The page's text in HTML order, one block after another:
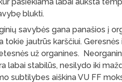
blukti.
savybės gana panašios į
tokie jautrūs karščiui.
už organines.
labai stabilūs, nesilydo iki
subtilybes aiškina VU FF